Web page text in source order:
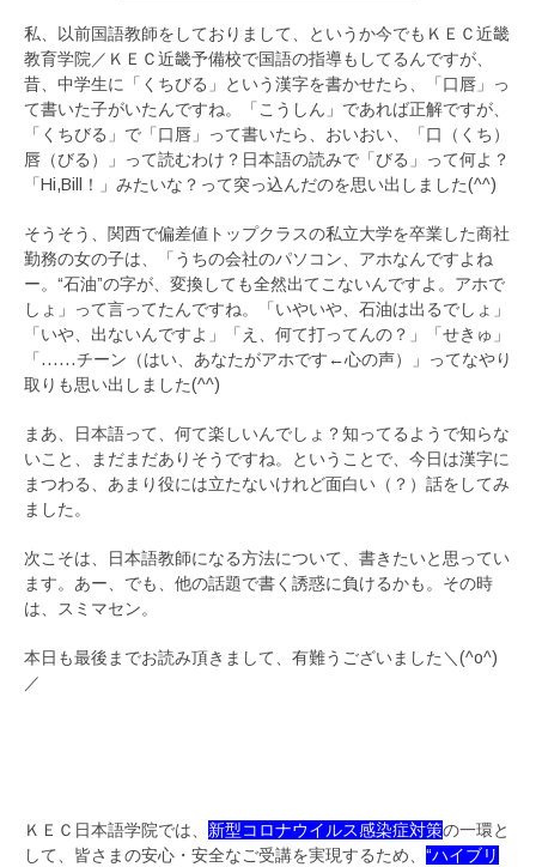
私、以前国語教師をしておりまして、というか今でもＫＥＣ近畿
教育学院／ＫＥＣ近畿予備校で国語の指導もしてるんですが、
昔、中学生に「くちびる」という漢字を書かせたら、「口唇」っ
て書いた子がいたんですね。「こうしん」であれば正解ですが、
「くちびる」で「口唇」って書いたら、おいおい、「口（くち）
唇（びる）」って読むわけ？日本語の読みで「びる」って何よ？
「Hi,Bill！」みたいな？って突っ込んだのを思い出しました(^^)
そうそう、関西で偏差値トップクラスの私立大学を卒業した商社
勤務の女の子は、「うちの会社のパソコン、アホなんですよね
ー。“石油”の字が、変換しても全然出てこないんですよ。アホで
しょ」って言ってたんですね。「いやいや、石油は出るでしょ」
「いや、出ないんですよ」「え、何て打ってんの？」「せきゅ」
「……チーン（はい、あなたがアホです←心の声）」ってなやり
取りも思い出しました(^^)
まあ、日本語って、何て楽しいんでしょ？知ってるようで知らな
いこと、まだまだありそうですね。ということで、今日は漢字に
まつわる、あまり役には立たないけれど面白い（？）話をしてみ
ました。
次こそは、日本語教師になる方法について、書きたいと思ってい
ます。あー、でも、他の話題で書く誘惑に負けるかも。その時
は、スミマセン。
本日も最後までお読み頂きまして、有難うございました＼(^o^)
／
ＫＥＣ日本語学院では、 新型コロナウイルス感染症対策の一環と
して、皆さまの安心・安全なご受講を実現するため、 “ハイブリ